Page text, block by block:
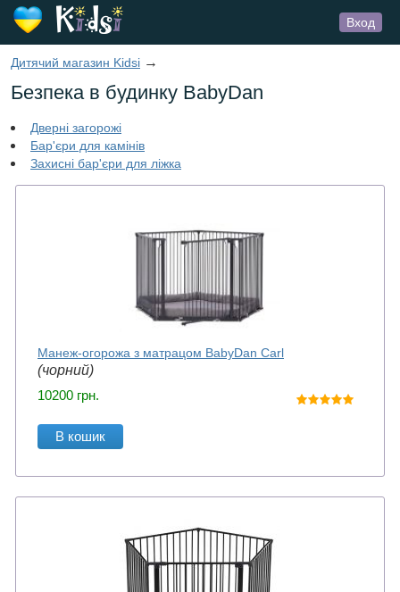
Вход
Дитячий магазин Kidsi →
Безпека в будинку BabyDan
Дверні загорожі
Бар'єри для камінів
Захисні бар'єри для ліжка
Манеж-огорожа з матрацом BabyDan Carl
(чорний)
10200 грн.
В кошик